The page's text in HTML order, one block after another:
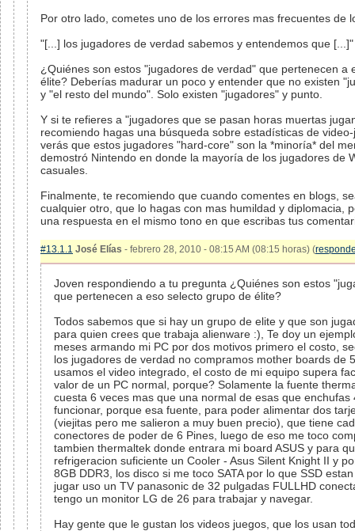
Por otro lado, cometes uno de los errores mas frecuentes de
"[...] los jugadores de verdad sabemos y entendemos que [...]"
¿Quiénes son estos "jugadores de verdad" que pertenecen a
élite? Deberías madurar un poco y entender que no existen
y "el resto del mundo". Solo existen "jugadores" y punto.
Y si te refieres a "jugadores que se pasan horas muertas
recomiendo hagas una búsqueda sobre estadísticas de
verás que estos jugadores "hard-core" son la *minoría* del
demostró Nintendo en donde la mayoría de los jugadores de
casuales.
Finalmente, te recomiendo que cuando comentes en blogs,
cualquier otro, que lo hagas con mas humildad y diplomacia,
una respuesta en el mismo tono en que escribas tus
#13.1.1 José Elías - febrero 28, 2010 - 08:15 AM (08:15 horas) (
Joven respondiendo a tu pregunta ¿Quiénes son estos
que pertenecen a eso selecto grupo de élite?
Todos sabemos que si hay un grupo de elite y que son
para quien crees que trabaja alienware :), Te doy un
meses armando mi PC por dos motivos primero el costo,
los jugadores de verdad no compramos mother boards de
usamos el video integrado, el costo de mi equipo supera
valor de un PC normal, porque? Solamente la fuente
cuesta 6 veces mas que una normal de esas que enchufas
funcionar, porque esa fuente, para poder alimentar dos
(viejitas pero me salieron a muy buen precio), que tiene
conectores de poder de 6 Pines, luego de eso me toco
tambien thermaltek donde entrara mi board ASUS y para
refrigeracion suficiente un Cooler - Asus Silent Knight II y
8GB DDR3, los disco si me toco SATA por lo que SSD
jugar uso un TV panasonic de 32 pulgadas FULLHD
tengo un monitor LG de 26 para trabajar y navegar.
Hay gente que le gustan los videos juegos, que los usan